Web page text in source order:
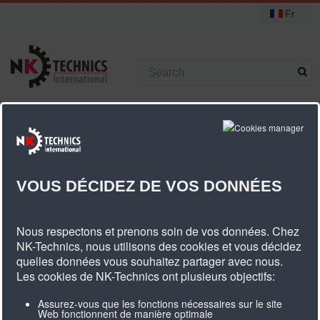
Fr
+31 (0) 314 393751
Poulies T10 courroie dentée largeur 16 mm
Poulies T10 Courroie Dentée Largeur
16 Mm
de l'article
VOUS DÉCIDEZ DE VOS DONNÉES
Nous respectons et prenons soin de vos données. Chez
NK-Technics, nous utilisons des cookies et vous décidez
quelles données vous souhaitez partager avec nous.
Les cookies de NK-Technics ont plusieurs objectifs:
Assurez-vous que les fonctions nécessaires sur le site
Web fonctionnent de manière optimale